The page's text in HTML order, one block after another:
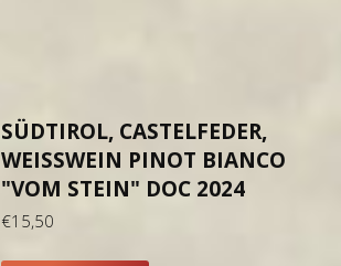
SÜDTIROL, CASTELFEDER,
WEISSWEIN PINOT BIANCO "
VOM STEIN" DOC 2024
€15,50